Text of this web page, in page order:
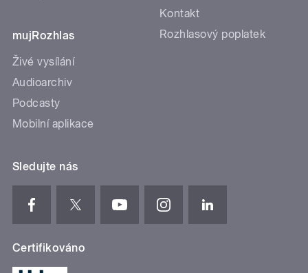
mujRozhlas
Živé vysílání
Audioarchiv
Podcasty
Mobilní aplikace
Kontakt
Rozhlasový poplatek
Sledujte nás
Certifikováno